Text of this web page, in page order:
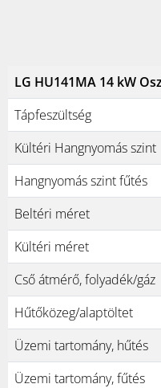
LG HU141MA 14 kW
Tápfeszültség
Kültéri Hangnyomás szint
Hangnyomás szint fűtés
Beltéri méret
Kültéri méret
Cső átmérő, folyadék/gáz
Hűtőközeg/alaptöltet
Üzemi tartomány, hűtés
Üzemi tartomány, fűtés